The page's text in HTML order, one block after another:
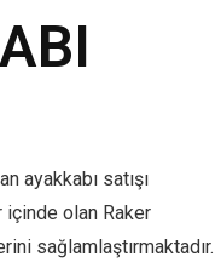
ayakkabı satışı
içinde olan Raker
sağlamlaştırmaktadır.